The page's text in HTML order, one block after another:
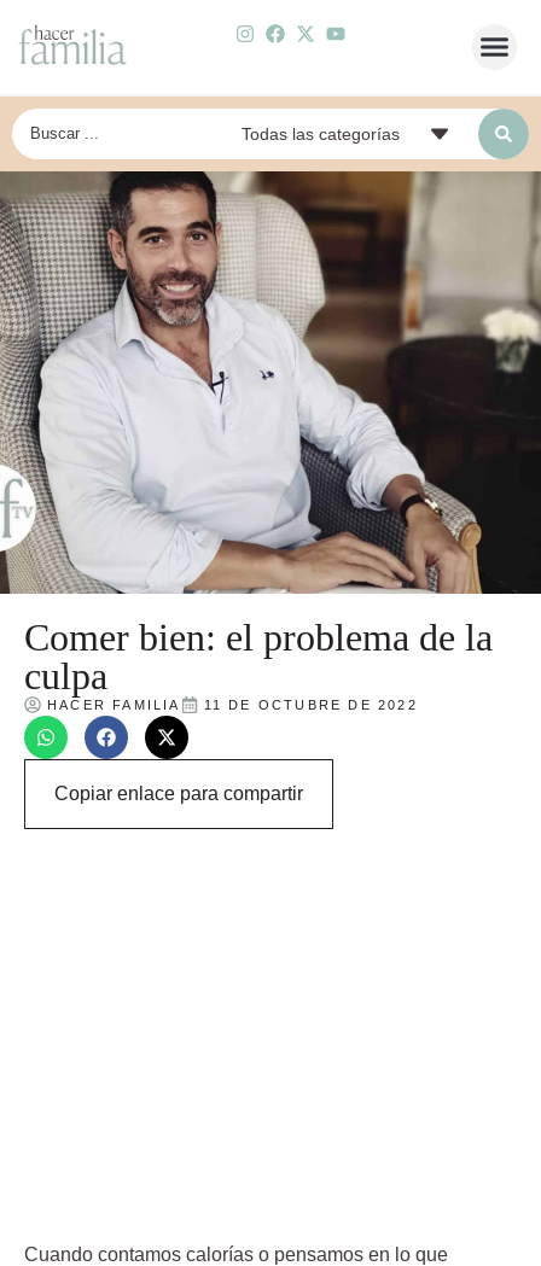
Comer bien: el problema de la
culpa
HACER FAMILIA 11 DE OCTUBRE DE 2022
Copiar enlace para compartir
Cuando contamos calorías o pensamos en lo que